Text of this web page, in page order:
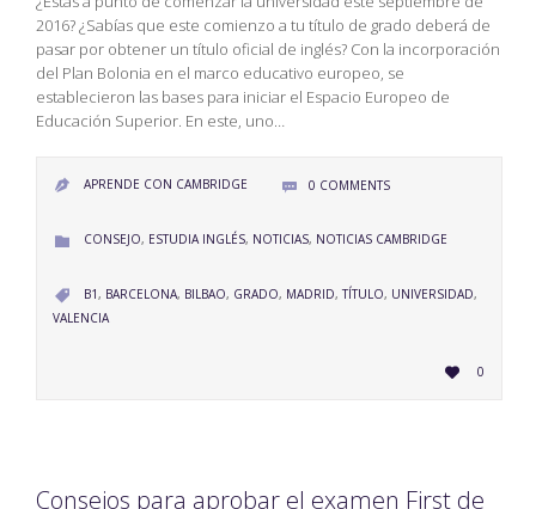
2016? ¿Sabías que este comienzo a tu título de grado deberá de
pasar por obtener un título oficial de inglés? Con la incorporación
del Plan Bolonia en el marco educativo europeo, se
establecieron las bases para iniciar el Espacio Europeo de
Educación Superior. En este, uno…
 APRENDE CON CAMBRIDGE  0 COMMENTS
 CATEGORY
CONSEJO, ESTUDIA INGLÉS, NOTICIAS, NOTICIAS CAMBRIDGE
 CATEGORY
B1, BARCELONA, BILBAO, GRADO, MADRID,TÍTULO, UNIVERSIDAD,
VALENCIA
 LOVE
IT0
Consejos para aprobar el examen First de